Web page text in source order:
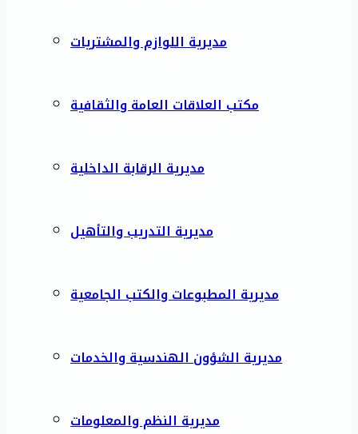
مديرية اللوازم والمشتريات
مكتب العلاقات العامة والثقافية
مديرية الرقابة الداخلية
مديرية التدريب والتأهيل
مديرية المطبوعات والكتب الجامعية
مديرية الشؤون الهندسية والخدمات
مديرية النظم والمعلومات